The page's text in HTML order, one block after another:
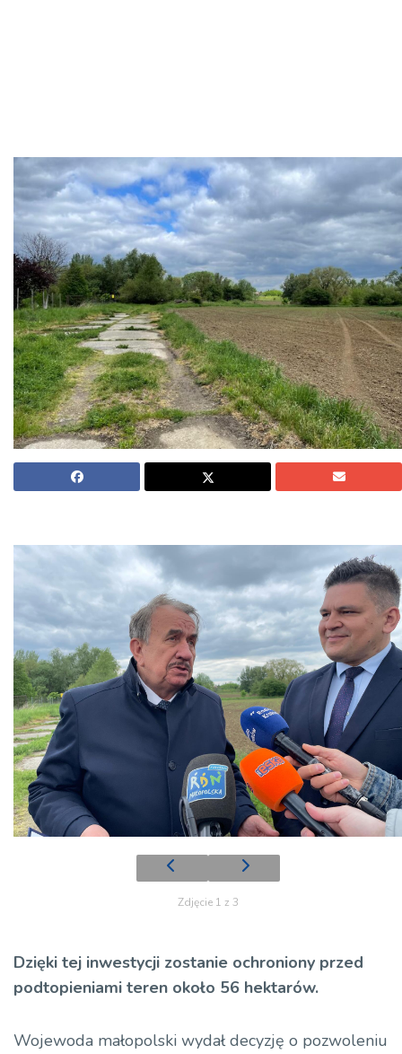
Zdjęcie 1 z 3
Dzięki tej inwestycji zostanie ochroniony przed
podtopieniami teren około 56 hektarów.
Wojewoda małopolski wydał decyzję o pozwoleniu